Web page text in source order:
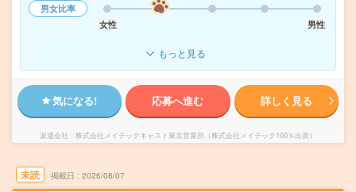
男女比率
女性
男性
もっと見る
気になる! 応募へ進む 詳しく見る
派遣会社 株式会社メイテックキャスト東京営業所（株式会社メイテック100％出資）
未読 掲載日 2026/08/07